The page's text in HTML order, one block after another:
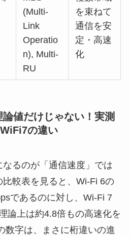
(Multi-
Link
Operatio
n), Multi-
RU
を束ねて
通信を安
定・高速
化
値だけじゃない！実測
の違い
るのが「通信速度」では
較表を見ると、Wi-Fi 6の
であるのに対し、Wi-Fi 7
論上は約4.8倍もの高速化を
数字は、まさに桁違いの進